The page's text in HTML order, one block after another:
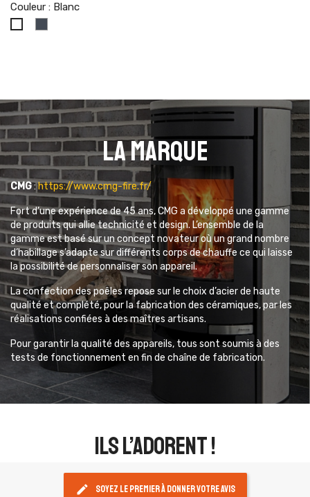
Couleur : Blanc
La marque
CMG:https://www.cmg-fire.fr/
Fort d’une expérience de 45 ans, CMG a développé une gamme
de produits qui allie technicité et design. L’ensemble de la
gamme est basé sur un concept novateur où un grand nombre
d’habillage s’adapte sur différents corps de chauffe ce qui laisse
la possibilité de personnaliser son appareil.
La confection des poêles repose sur le choix d’acier de haute
qualité et complété, pour la fabrication des céramiques, par les
réalisations confiées à des maîtres artisans.
Pour garantir la qualité des appareils, tous sont soumis à des
tests de fonctionnement en fin de chaîne de fabrication.
ils l’adorent !
edit Soyez le premier à donner votre avis